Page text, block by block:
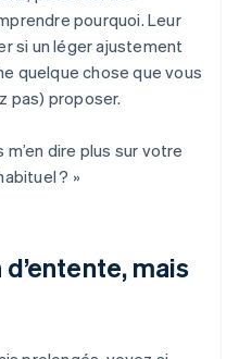
pourquoi. Leur
si un léger ajustement
quelque chose que vous
pas) proposer.
m’en dire plus sur votre
? »
mais